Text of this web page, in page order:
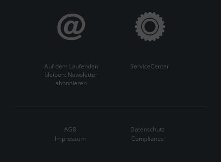
Auf dem Laufenden
bleiben: Newsletter
abonnieren
ServiceCenter
AGB
Datenschutz
Impressum
Compliance